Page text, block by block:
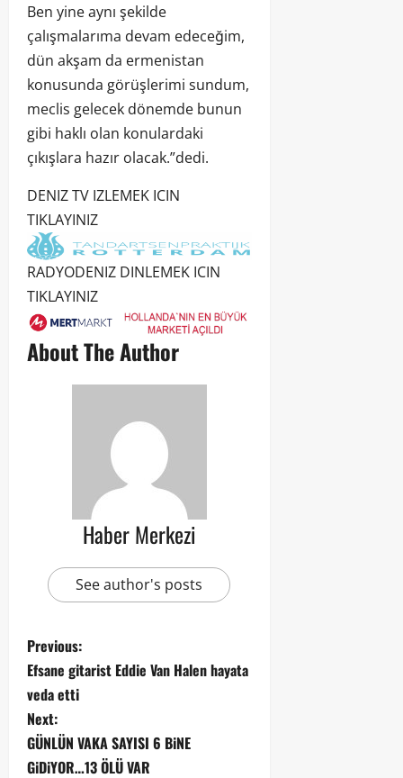
Ben yine aynı şekilde
çalışmalarıma devam edeceğim,
dün akşam da ermenistan
konusunda görüşlerimi sundum,
meclis gelecek dönemde bunun
gibi haklı olan konulardaki
çıkışlara hazır olacak.”dedi.
DENIZ TV IZLEMEK ICIN
TIKLAYINIZ
RADYODENIZ DINLEMEK ICIN
TIKLAYINIZ
About The Author
Haber Merkezi
See author's posts
Previous:
Efsane gitarist Eddie Van Halen hayata
veda etti
Next:
GÜNLÜN VAKA SAYISI 6 BiNE
GiDiYOR…13 ÖLÜ VAR